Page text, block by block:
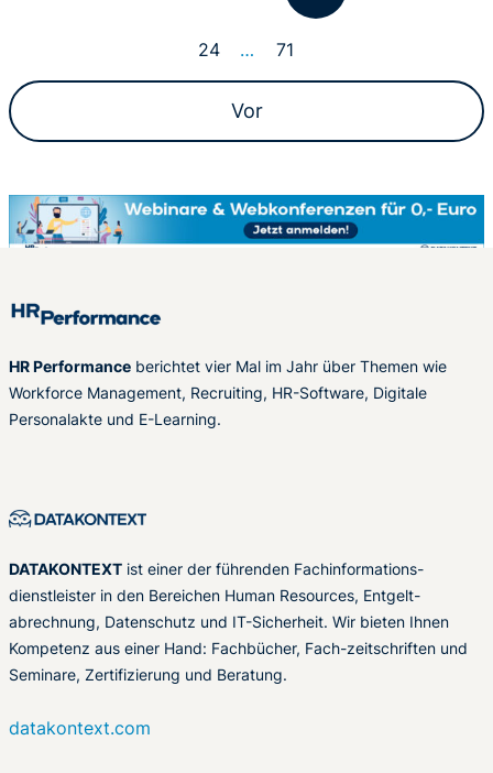
24 … 71
Vor
HR Performance berichtet vier Mal im Jahr über Themen wie
Workforce Management, Recruiting, HR-Software, Digitale
Personalakte und E-Learning.
DATAKONTEXT ist einer der führenden Fachinformations-
dienstleister in den Bereichen Human Resources, Entgelt-
abrechnung, Datenschutz und IT-Sicherheit. Wir bieten Ihnen
Kompetenz aus einer Hand: Fachbücher, Fach-zeitschriften und
Seminare, Zertifizierung und Beratung.
datakontext.com